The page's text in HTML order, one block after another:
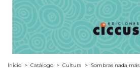
Inicio > Catálogo > Cultura > Sombras nada más